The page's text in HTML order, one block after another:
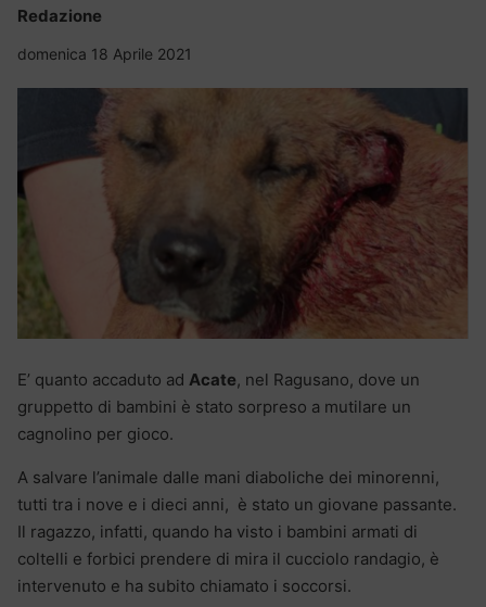
Redazione
domenica 18 Aprile 2021
E’ quanto accaduto ad Acate, nel Ragusano, dove un
gruppetto di bambini è stato sorpreso a mutilare un
cagnolino per gioco.
A salvare l’animale dalle mani diaboliche dei minorenni,
tutti tra i nove e i dieci anni, è stato un giovane passante.
Il ragazzo, infatti, quando ha visto i bambini armati di
coltelli e forbici prendere di mira il cucciolo randagio, è
intervenuto e ha subito chiamato i soccorsi.